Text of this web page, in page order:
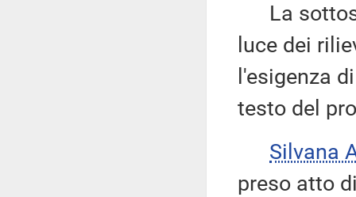
La
luce dei
l'esigenza
testo del
Silvana
preso atto